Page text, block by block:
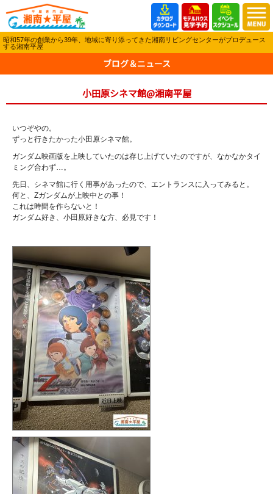
昭和57年の創業から39年、地域に寄り添ってきた湘南リビングセンターがプロデュース
する湘南平屋
ブログ＆ニュース
小田原シネマ館@湘南平屋
いつぞやの。
ずっと行きたかった小田原シネマ館。
ガンダム映画版を上映していたのは存じ上げていたのですが、なかなかタイ
ミング合わず…。
先日、シネマ館に行く用事があったので、エントランスに入ってみると。
何と、Zガンダムが上映中との事！
これは時間を作らないと！
ガンダム好き、小田原好きな方、必見です！